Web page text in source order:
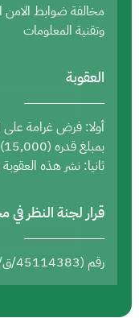
مخالفة ضوابط الامن
وتقنية المعلومات
العقوبة
أولا: فرض غرامة على
بمبلغ قدره (15,000) ريال سعودي.
ثانيا: نشر هذه العقوبة
قرار لجنة النظر في
رقم (45114383/ق/1445هـ) وتاريخ (26/05/1445هـ)